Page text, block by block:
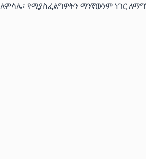
ለምሳሌ፣ የሚያስፈልግዎትን ማንኛውንም ነገር